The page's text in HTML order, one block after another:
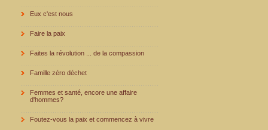
Eux c'est nous
Faire la paix
Faites la révolution ... de la compassion
Famille zéro déchet
Femmes et santé, encore une affaire
d'hommes?
Foutez-vous la paix et commencez à vivre